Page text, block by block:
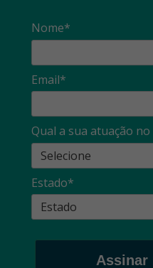
Nome*
Email*
Qual a sua atuação
Estado*
Assinar